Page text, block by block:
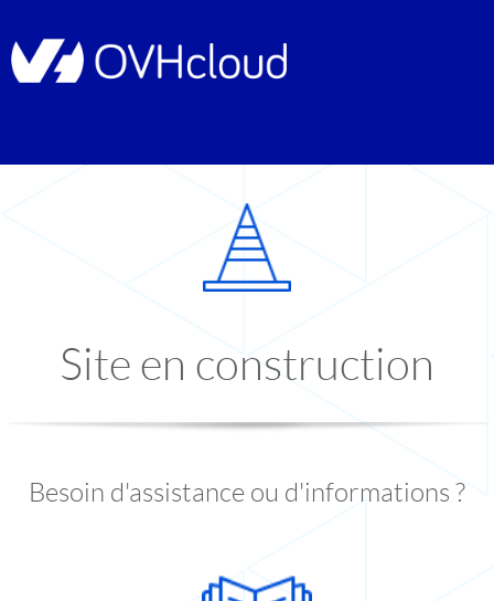
Site en construction
Besoin d'assistance ou d'informations ?